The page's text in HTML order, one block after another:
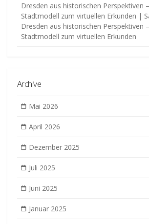
Dresden aus historischen Perspektiven
Stadtmodell zum virtuellen Erkunden |
Dresden aus historischen Perspektiven
Stadtmodell zum virtuellen Erkunden
Archive
Mai 2026
April 2026
Dezember 2025
Juli 2025
Juni 2025
Januar 2025